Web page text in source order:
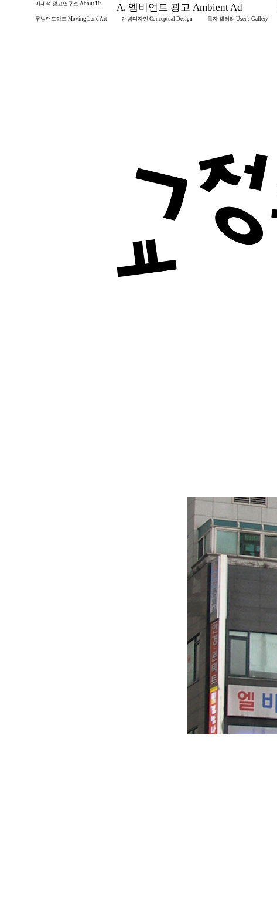
이제석 광고연구소 About Us A. 엠비언트 광고 Ambient Ad
무빙랜드아트 Moving Land Art
개념디자인 Conceptual Design 독자 갤러리 User's Gallery
.